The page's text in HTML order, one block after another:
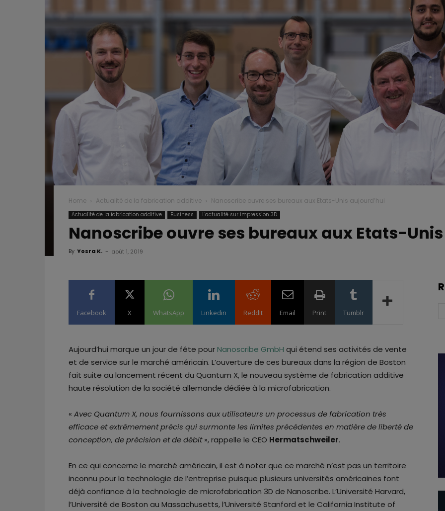
Home Actualité de la fabrication additive Nanoscribe ouvre ses bureaux aux Etats-Unis aujourd’hui
Actualité de la fabrication additive Business L'actualité sur impression 3D
Nanoscribe ouvre ses bureaux aux Etats-
By Yosra K. - août 1, 2019
Facebook X WhatsApp Linkedin ReddIt Email Print Tumblr
Aujourd’hui marque un jour de fête pourNanoscribe GmbH qui étend ses activités de vente
et de service sur le marché américain. L’ouverture de ces bureaux dans la région de Boston
fait suite au lancement récent du Quantum X, le nouveau système de fabrication additive
haute résolution de la société allemande dédiée à la microfabrication.
« Avec Quantum X, nous fournissons aux utilisateurs un processus de fabrication très
efficace et extrêmement précis qui surmonte les limites précédentes en matière de liberté de
conception, de précision et de débit», rappelle le CEO Hermatschweiler.
En ce qui concerne le marché américain, il est à noter que ce marché n’est pas un territoire
inconnu pour la technologie de l’entreprise puisque plusieurs universités américaines font
déjà confiance à la technologie de microfabrication 3D de Nanoscribe. L’Université Harvard,
l’Université de Boston au Massachusetts, l’Université Stanford et le California Institute of